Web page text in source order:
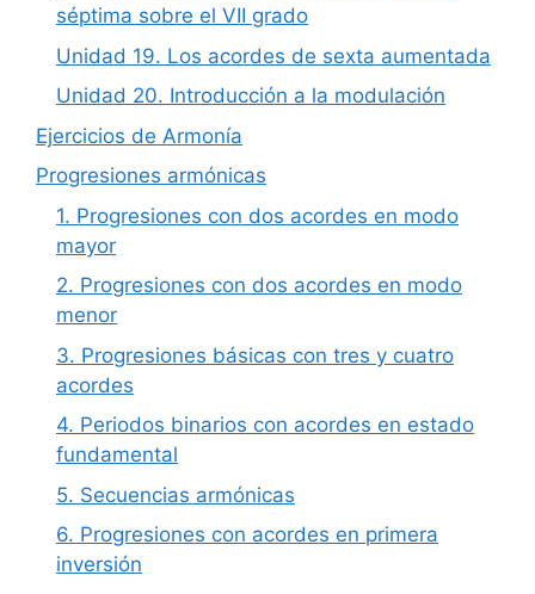
séptima sobre el VII grado
Unidad 19. Los acordes de sexta aumentada
Unidad 20. Introducción a la modulación
Ejercicios de Armonía
Progresiones armónicas
1. Progresiones con dos acordes en modo
mayor
2. Progresiones con dos acordes en modo
menor
3. Progresiones básicas con tres y cuatro
acordes
4. Periodos binarios con acordes en estado
fundamental
5. Secuencias armónicas
6. Progresiones con acordes en primera
inversión